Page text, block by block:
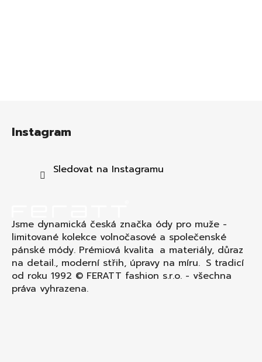
Instagram
Sledovat na Instagramu
Jsme dynamická česká značka ódy pro muže -
limitované kolekce volnočasové a společenské
pánské módy. Prémiová kvalita a materiály, důraz
na detail., moderní střih, úpravy na míru. S tradicí
od roku 1992 © FERATT fashion s.r.o. - všechna
práva vyhrazena.